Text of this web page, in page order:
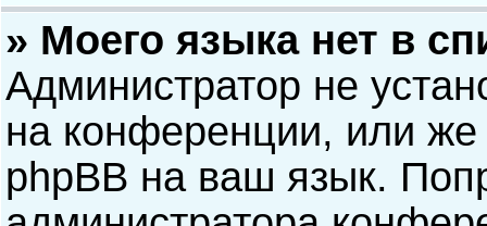
» Моего языка нет в
Администратор не
на конференции, или же
phpBB на ваш язык.